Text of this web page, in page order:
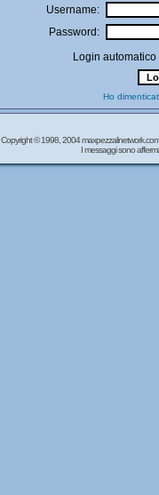
Username:
Password:
Login
Ho
Copyright © 1998, 2004
I messaggi sono